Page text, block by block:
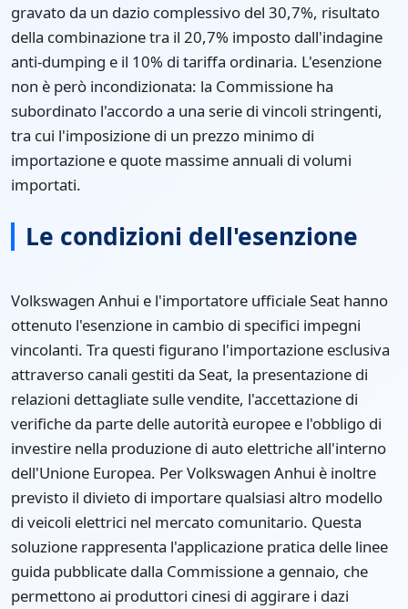
gravato da un dazio complessivo del 30,7%, risultato
della combinazione tra il 20,7% imposto dall'indagine
anti-dumping e il 10% di tariffa ordinaria. L'esenzione
non è però incondizionata: la Commissione ha
subordinato l'accordo a una serie di vincoli stringenti,
tra cui l'imposizione di un prezzo minimo di
importazione e quote massime annuali di volumi
importati.
Le condizioni dell'esenzione
Volkswagen Anhui e l'importatore ufficiale Seat hanno
ottenuto l'esenzione in cambio di specifici impegni
vincolanti. Tra questi figurano l'importazione esclusiva
attraverso canali gestiti da Seat, la presentazione di
relazioni dettagliate sulle vendite, l'accettazione di
verifiche da parte delle autorità europee e l'obbligo di
investire nella produzione di auto elettriche all'interno
dell'Unione Europea. Per Volkswagen Anhui è inoltre
previsto il divieto di importare qualsiasi altro modello
di veicoli elettrici nel mercato comunitario. Questa
soluzione rappresenta l'applicazione pratica delle linee
guida pubblicate dalla Commissione a gennaio, che
permettono ai produttori cinesi di aggirare i dazi